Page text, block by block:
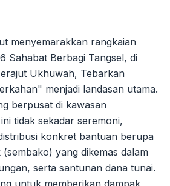
menyemarakkan rangkaian
Sahabat Berbagi Tangsel, di
Ukhuwah, Tebarkan
menjadi landasan utama.
berpusat di kawasan
tidak sekadar seremoni,
konkret bantuan berupa
yang dikemas dalam
serta santunan dana tunai.